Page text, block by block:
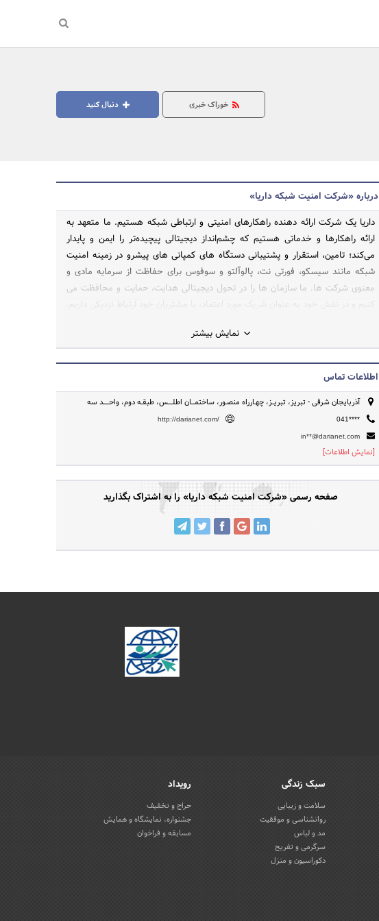
جستجو
دنبال کنید خوراک خبری
درباره «شرکت امنیت شبکه داریا»
داریا یک شرکت ارائه دهنده راهکارهای امنیتی و ارتباطی شبکه هستیم. ما متعهد به
ارائه راهکارها و خدماتی هستیم که چشم‌انداز دیجیتالی پیچیده‌تر را ایمن و پایدار
می‌کند؛ تامین، استقرار و پشتیبانی دستگاه های کمپانی های پیشرو در زمینه امنیت
شبکه مانند سیسکو، فورتی نت، پالوآلتو و سوفوس برای حفاظت از سرمایه مادی و
معنوی شرکت ها. ما سازمان ها را در تحول دیجیتالی هدایت، حمایت و محافظت می
نمایش بیشتر
اطلاعات تماس
آذربایجان شرقی - تبریز، تبریـــز، چهــارراه منصــور، ساختمـــــان اطلــــــس، طبقــه دوم، واحــــــــد سه
041****
http://darianet.com/
in**@darianet.com
[نمایش اطلاعات]
صفحه رسمی «شرکت امنیت شبکه داریا» را به اشتراک بگذارید
سبک زندگی
سلامت و زیبایی
روانشناسی و موفقیت
مد و لباس
سرگرمی و تفریح
دکوراسیون و منزل
رویداد
حراج و تخفیف
جشنواره، نمایشگاه و همایش
مسابقه و فراخوان